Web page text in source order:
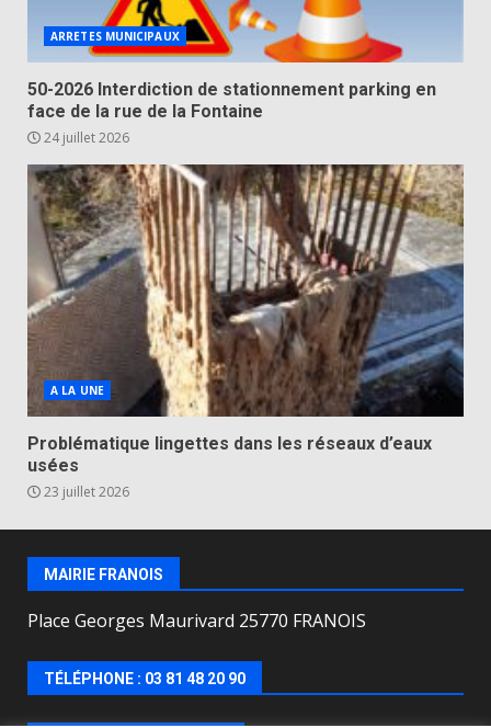
ARRETES MUNICIPAUX
50-2026 Interdiction de stationnement parking en
face de la rue de la Fontaine
24 juillet 2026
A LA UNE
Problématique lingettes dans les réseaux d’eaux
usées
23 juillet 2026
MAIRIE FRANOIS
Place Georges Maurivard 25770 FRANOIS
TÉLÉPHONE : 03 81 48 20 90